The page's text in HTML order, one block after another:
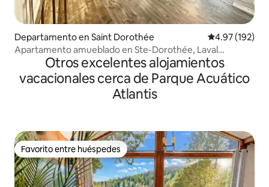
Departamento en Saint Dorothée Calificación
4.97 (192)
Apartamento amueblado en Ste-Dorothée, Laval
Wifi+NetflixOtros excelentes alojamientos
vacacionales cerca de Parque Acuático
Atlantis
Favorito entre huéspedes
Favorito entre huéspedes